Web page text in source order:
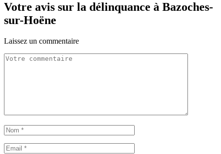
Votre avis sur la délinquance à Bazoches-
sur-Hoëne
Laissez un commentaire